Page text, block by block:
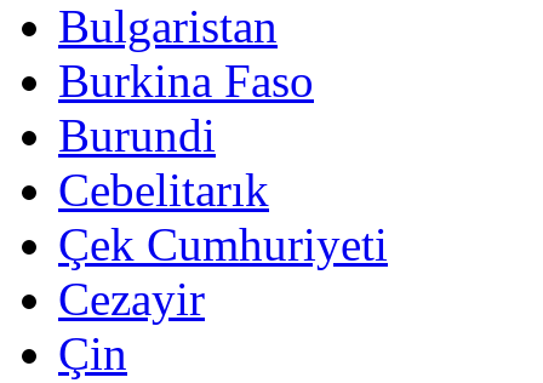
Bulgaristan
Burkina Faso
Burundi
Cebelitarık
Çek Cumhuriyeti
Cezayir
Çin